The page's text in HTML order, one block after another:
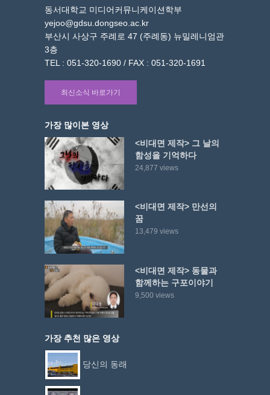
동서대학교 미디어커뮤니케이션학부
yejoo@gdsu.dongseo.ac.kr
부산시 사상구 주례로 47 (주례동) 뉴밀레니엄관
3층
TEL : 051-320-1690 / FAX : 051-320-1691
최신소식 바로가기
가장 많이본 영상
<비대면 제작> 그 날의
함성을 기억하다
24,877 views
<비대면 제작> 만선의
꿈
13,479 views
<비대면 제작> 동물과
함께하는 구포이야기
9,500 views
가장 추천 많은 영상
당신의 동래